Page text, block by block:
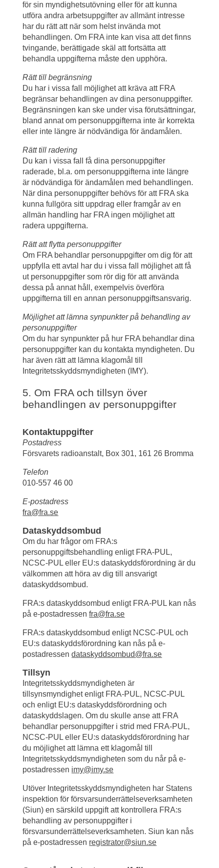
för sin myndighetsutövning eller för att kunna
utföra andra arbetsuppgifter av allmänt intresse
har du rätt att när som helst invända mot
behandlingen. Om FRA inte kan visa att det finns
tvingande, berättigade skäl att fortsätta att
behandla uppgifterna måste den upphöra.
Rätt till begränsning
Du har i vissa fall möjlighet att kräva att FRA
begränsar behandlingen av dina personuppgifter.
Begränsningen kan ske under visa förutsättningar,
bland annat om personuppgifterna inte är korrekta
eller inte längre är nödvändiga för ändamålen.
Rätt till radering
Du kan i vissa fall få dina personuppgifter
raderade, bl.a. om personuppgifterna inte längre
är nödvändiga för ändamålen med behandlingen.
När dina personuppgifter behövs för att FRA ska
kunna fullgöra sitt uppdrag eller framgår av en
allmän handling har FRA ingen möjlighet att
radera uppgifterna.
Rätt att flytta personuppgifter
Om FRA behandlar personuppgifter om dig för att
uppfylla ett avtal har du i vissa fall möjlighet att få
ut personuppgifter som rör dig för att använda
dessa på annat håll, exempelvis överföra
uppgifterna till en annan personuppgiftsansvarig.
Möjlighet att lämna synpunkter på behandling av
personuppgifter
Om du har synpunkter på hur FRA behandlar dina
personuppgifter kan du kontakta myndigheten. Du
har även rätt att lämna klagomål till
Integritetsskyddsmyndigheten (IMY).
5. Om FRA och tillsyn över
behandlingen av personuppgifter
Kontaktuppgifter
Postadress
Försvarets radioanstalt, Box 301, 161 26 Bromma
Telefon
010-557 46 00
E-postadress
fra@fra.se
Dataskyddsombud
Om du har frågor om FRA:s
personuppgiftsbehandling enligt FRA-PUL,
NCSC-PUL eller EU:s dataskyddsförordning är du
välkommen att höra av dig till ansvarigt
dataskyddsombud.
FRA:s dataskyddsombud enligt FRA-PUL kan nås
på e-postadressen fra@fra.se
FRA:s dataskyddsombud enligt NCSC-PUL och
EU:s dataskyddsförordning kan nås på e-
postadressen dataskyddsombud@fra.se
Tillsyn
Integritetsskyddsmyndigheten är
tillsynsmyndighet enligt FRA-PUL, NCSC-PUL
och enligt EU:s dataskyddsförordning och
dataskyddslagen. Om du skulle anse att FRA
behandlar personuppgifter i strid med FRA-PUL,
NCSC-PUL eller EU:s dataskyddsförordning har
du möjlighet att lämna ett klagomål till
Integritetsskyddsmyndigheten som du når på e-
postadressen imy@imy.se
Utöver Integritetsskyddsmyndigheten har Statens
inspektion för försvarsunderrättelseverksamheten
(Siun) en särskild uppgift att kontrollera FRA:s
behandling av personuppgifter i
försvarsunderrättelseverksamheten. Siun kan nås
på e-postadressen registrator@siun.se